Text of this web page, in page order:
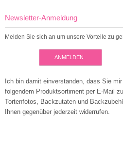
Newsletter-Anmeldung
Melden Sie sich an um unsere Vorteile zu
ANMELDEN
Ich bin damit einverstanden, dass Sie
folgendem Produktsortiment per E-Mail
Tortenfotos, Backzutaten und
Ihnen gegenüber jederzeit widerrufen.